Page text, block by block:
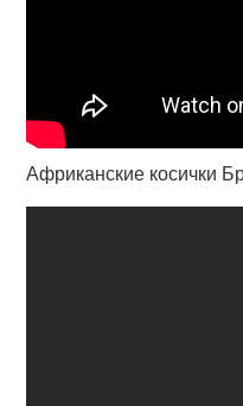
Африканские косички